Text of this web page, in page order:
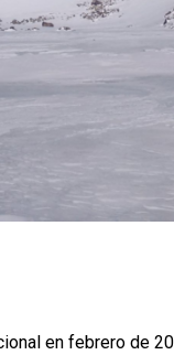
en febrero de